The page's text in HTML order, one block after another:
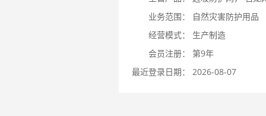
业务范围：
自然灾害防护用品
经营模式：
生产制造
会员注册：
第9年
最近登录日期：
2026-08-07